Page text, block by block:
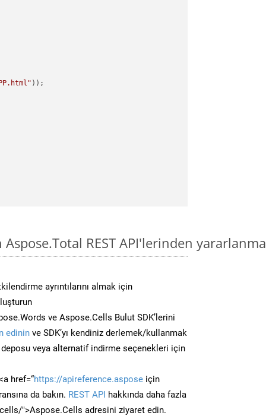
REST API'lerinden
ayrıntılarını almak için
ve Aspose.Cells Bulut SDK’lerini
edinin ve SDK’yı kendiniz derlemek/kullanmak
deposu veya alternatif indirme seçenekleri için
href=“https://apireference.aspose için
da bakın. REST API hakkında daha fazla
">Aspose.Cells adresini ziyaret edin.